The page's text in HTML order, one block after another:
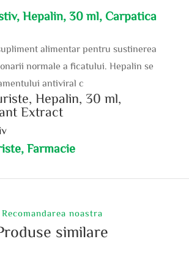
Hepalin, 30 ml, Carpatica
alimentar pentru sustinerea
normale a ficatului. Hepalin se
antiviral c
Hepalin, 30 ml,
Extract
Farmacie
Recomandarea noastra
similare